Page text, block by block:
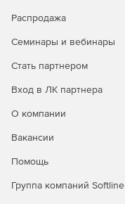
Распродажа
Семинары и вебинары
Стать партнером
Вход в ЛК партнера
О компании
Вакансии
Помощь
Группа компаний Softline